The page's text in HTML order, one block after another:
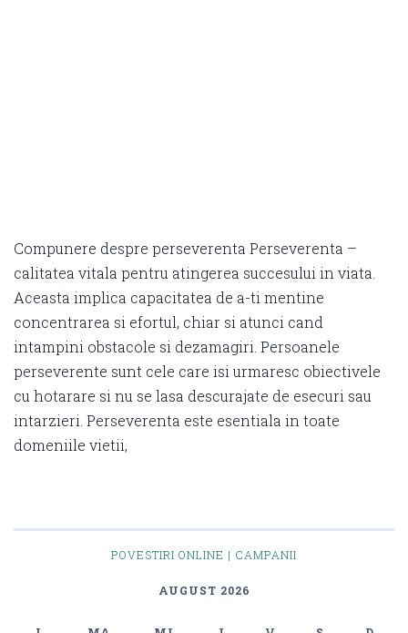
Compunere despre perseverenta Perseverenta –
calitatea vitala pentru atingerea succesului in viata.
Aceasta implica capacitatea de a-ti mentine
concentrarea si efortul, chiar si atunci cand
intampini obstacole si dezamagiri. Persoanele
perseverente sunt cele care isi urmaresc obiectivele
cu hotarare si nu se lasa descurajate de esecuri sau
intarzieri. Perseverenta este esentiala in toate
domeniile vietii,
POVESTIRI ONLINE | CAMPANII
AUGUST 2026